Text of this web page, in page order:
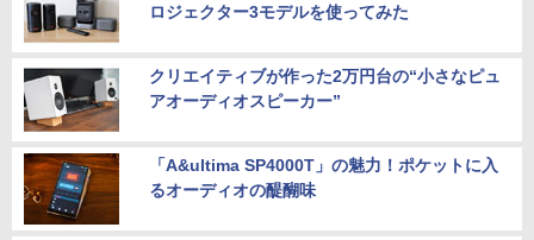
ロジェクター3モデルを使ってみた
クリエイティブが作った2万円台の“小さなピュ
アオーディオスピーカー”
「A&ultima SP4000T」の魅力！ポケットに入
るオーディオの醍醐味